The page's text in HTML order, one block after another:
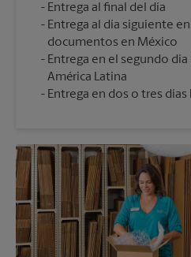
Entrega al final del día
Entrega al día siguiente en
documentos en México
Entrega en el segundo
América Latina
Entrega en dos o tres días